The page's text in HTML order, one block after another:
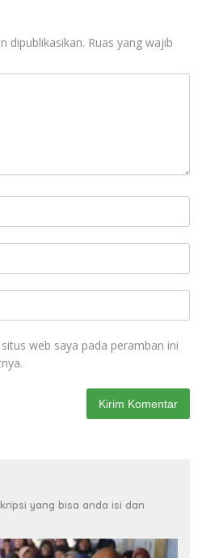
dipublikasikan. Ruas yang wajib
web saya pada peramban ini
yang bisa anda isi dan